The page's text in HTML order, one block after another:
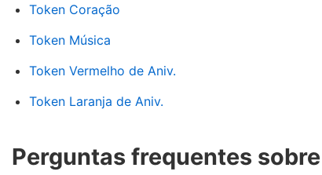
Token Coração
Token Música
Token Vermelho de Aniv.
Token Laranja de Aniv.
Perguntas frequentes